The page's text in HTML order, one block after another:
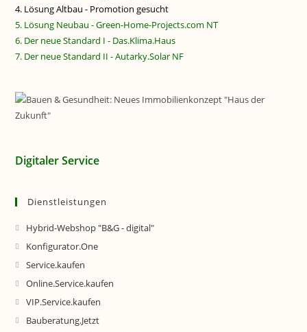
4. Lösung Altbau - Promotion gesucht
5. Lösung Neubau - Green-Home-Projects.com NT
6. Der neue Standard I - Das.Klima.Haus
7. Der neue Standard II - Autarky.Solar NF
Digitaler Service
Dienstleistungen
Hybrid-Webshop "B&G - digital"
Konfigurator.One
Service.kaufen
Online.Service.kaufen
VIP.Service.kaufen
Bauberatung.Jetzt